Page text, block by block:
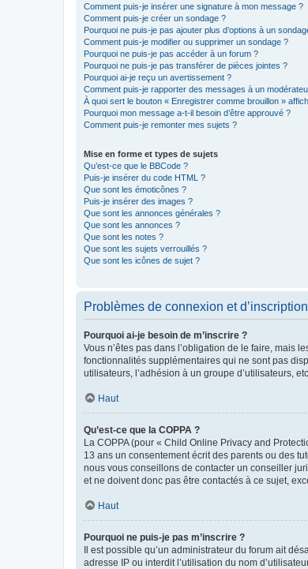
Comment puis-je insérer une signature à mon message ?
Comment puis-je créer un sondage ?
Pourquoi ne puis-je pas ajouter plus d’options à un
Comment puis-je modifier ou supprimer un sondage ?
Pourquoi ne puis-je pas accéder à un forum ?
Pourquoi ne puis-je pas transférer de pièces jointes ?
Pourquoi ai-je reçu un avertissement ?
Comment puis-je rapporter des messages à un
À quoi sert le bouton « Enregistrer comme brouillon »
Pourquoi mon message a-t-il besoin d’être approuvé ?
Comment puis-je remonter mes sujets ?
Mise en forme et types de sujets
Qu’est-ce que le BBCode ?
Puis-je insérer du code HTML ?
Que sont les émoticônes ?
Puis-je insérer des images ?
Que sont les annonces générales ?
Que sont les annonces ?
Que sont les notes ?
Que sont les sujets verrouillés ?
Que sont les icônes de sujet ?
Problèmes de connexion et d’inscription
Pourquoi ai-je besoin de m’inscrire ?
Vous n’êtes pas dans l’obligation de le faire, mais
fonctionnalités supplémentaires qui ne sont pas
utilisateurs, l’adhésion à un groupe d’utilisateurs,
Haut
Qu’est-ce que la COPPA ?
La COPPA (pour « Child Online Privacy and
13 ans un consentement écrit des parents ou des
nous vous conseillons de contacter un conseiller
et ne doivent donc pas être contactés à ce sujet,
Haut
Pourquoi ne puis-je pas m’inscrire ?
Il est possible qu’un administrateur du forum ait
adresse IP ou interdit l’utilisation du nom